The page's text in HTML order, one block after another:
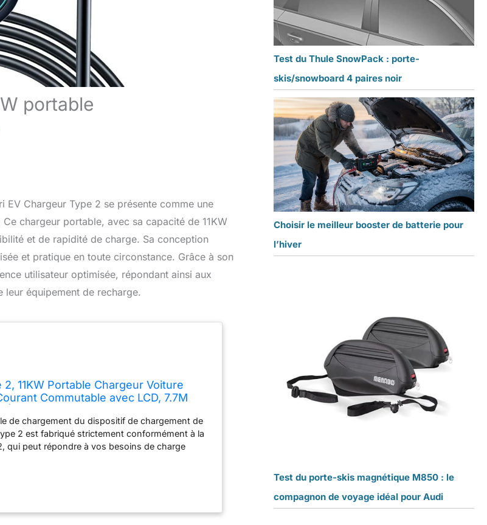
portable
EV Chargeur Type 2 se présente comme une
chargeur portable, avec sa capacité de 11KW
et de rapidité de charge. Sa conception
et pratique en toute circonstance. Grâce à son
utilisateur optimisée, répondant ainsi aux
leur équipement de recharge.
11KW Portable Chargeur Voiture
Commutable avec LCD, 7.7M
de chargement du dispositif de chargement de
2 est fabriqué strictement conformément à la
qui peut répondre à vos besoins de charge
des véhicules électriques et des véhicules
HAUTE DÉFINITION】: l'écran LCD haute
du véhicule électrique en temps opportun. Le
Test du Thule SnowPack : porte-
skis/snowboard 4 paires noir
Choisir le meilleur booster de batterie pour
l’hiver
Test du porte-skis magnétique M850 : le
compagnon de voyage idéal pour Audi